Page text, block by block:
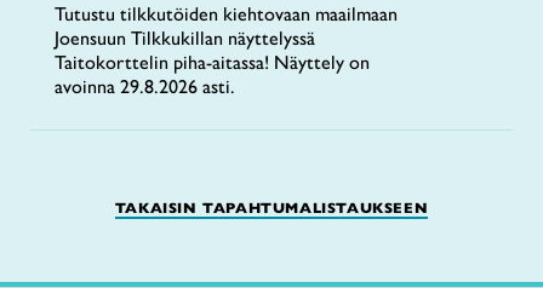
Tutustu tilkkutöiden kiehtovaan maailmaan
Joensuun Tilkkukillan näyttelyssä
Taitokorttelin piha-aitassa! Näyttely on
avoinna 29.8.2026 asti.
TAKAISIN TAPAHTUMALISTAUKSEEN